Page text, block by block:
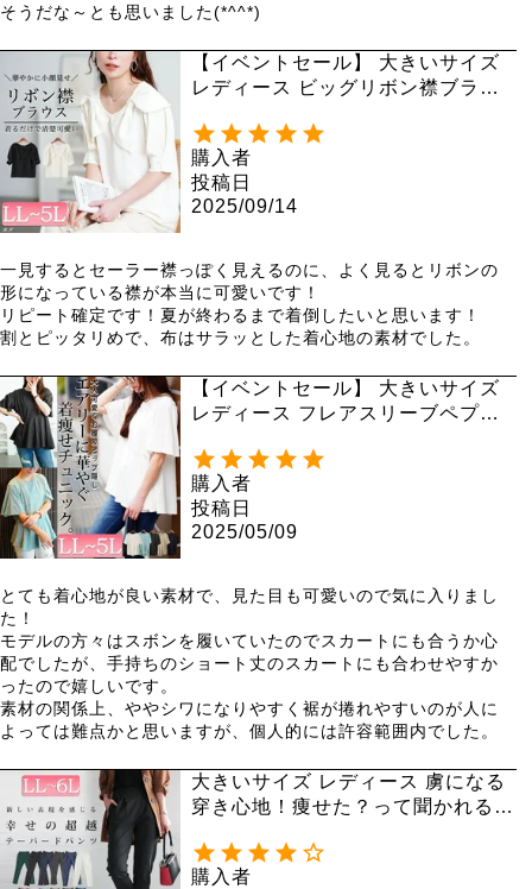
そうだな～とも思いました(*^^*)
【イベントセール】 大きいサイズ
レディース ビッグリボン襟ブラウ
購入者
投稿日
2025/09/14
一見するとセーラー襟っぽく見えるのに、よく見るとリボンの
形になっている襟が本当に可愛いです！
リピート確定です！夏が終わるまで着倒したいと思います！
割とピッタリめで、布はサラッとした着心地の素材でした。
【イベントセール】 大きいサイズ
レディース フレアスリーブペプラ
【メール便可】
購入者
投稿日
2025/05/09
とても着心地が良い素材で、見た目も可愛いので気に入りまし
た！
モデルの方々はスボンを履いていたのでスカートにも合うか心
配でしたが、手持ちのショート丈のスカートにも合わせやすか
ったので嬉しいです。
素材の関係上、ややシワになりやすく裾が捲れやすいのが人に
よっては難点かと思いますが、個人的には許容範囲内でした。
大きいサイズ レディース 虜になる
穿き心地！痩せた？って聞かれる
テーパードパンツ fem-320
購入者